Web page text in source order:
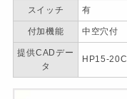
スイッチ 有
付加機能 中空穴付
提供CADデー
タ
HP15-20C